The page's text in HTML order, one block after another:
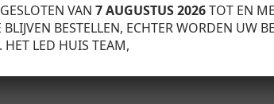
VAN 7 AUGUSTUS 2026TOT EN
BESTELLEN, ECHTER WORDEN UW
LED HUIS TEAM,